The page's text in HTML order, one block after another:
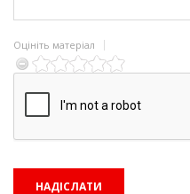
Оцініть матеріал